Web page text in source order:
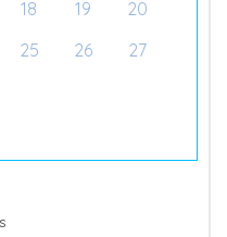
18 19
20
25 26
27